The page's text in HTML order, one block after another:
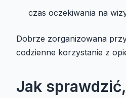
czas oczekiwania na
Dobrze zorganizowana
codzienne korzystanie z
Jak